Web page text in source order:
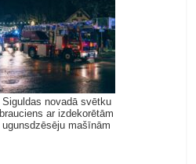
Siguldas novadā svētku
brauciens ar izdekorētām
ugunsdzēsēju mašīnām